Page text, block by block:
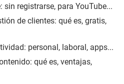
sin registrarse, para YouTube...
de clientes: qué es, gratis,
personal, laboral, apps...
qué es, ventajas,